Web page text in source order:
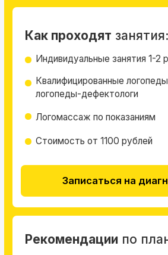
Индивидуальные уроки
по английскому языку
Для подростков 12+ лет